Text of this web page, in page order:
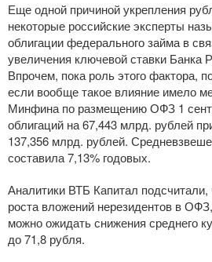
Еще одной причиной укрепления
некоторые российские эксперты
облигации федерального займа в
увеличения ключевой ставки Банка
Впрочем, пока роль этого фактора,
если вообще такое влияние имело
Минфина по размещению ОФЗ 1
облигаций на 67,443 млрд. рублей
137,356 млрд. рублей.
составила 7,13% годовых.
Аналитики ВТБ Капитал подсчитали,
роста вложений нерезидентов в
можно ожидать снижения среднего
до 71,8 рубля.